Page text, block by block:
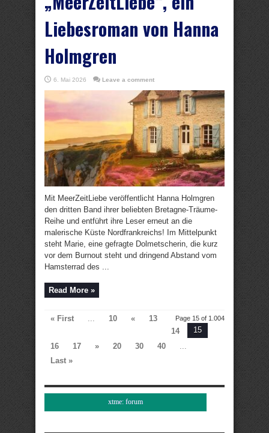
Liebesroman von Hanna
Holmgren
6. Mai 2026 Leave a comment
Mit MeerZeitLiebe veröffentlicht Hanna Holmgren
den dritten Band ihrer beliebten Bretagne-Träume-
Reihe und entführt ihre Leser erneut an die
malerische Küste Nordfrankreichs! Im Mittelpunkt
steht Marie, eine gefragte Dolmetscherin, die kurz
vor dem Burnout steht und dringend Abstand vom
Hamsterrad des ...
Read More »
Page 15 of 1.004
« First ... 10 «
13
14
15
16
17 » 20 30 40
...
Last »
xtme: forum